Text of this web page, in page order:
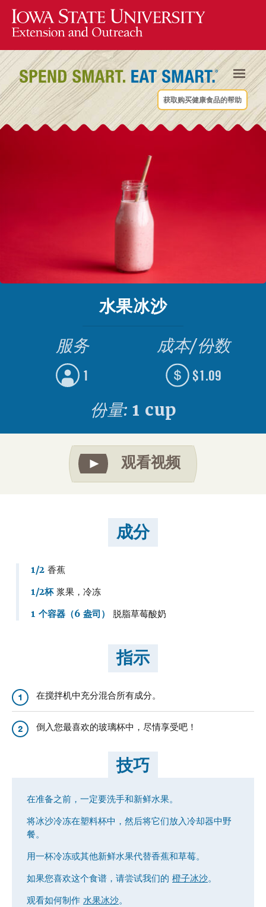
获取购买健康食品的帮助
水果冰沙
服务
1
成本/份数
$1.09
份量: 1 cup
观看视频
成分
1/2 香蕉
1/2杯浆果，冷冻
1 个容器（6 盎司）
脱脂草莓酸奶
指示
1 在搅拌机中充分混合所有成分。
2 倒入您最喜欢的玻璃杯中，尽情享受吧！
技巧
在准备之前，一定要洗手和新鲜水果。
将冰沙冷冻在塑料杯中，然后将它们放入冷却器中野
餐。
用一杯冷冻或其他新鲜水果代替香蕉和草莓。
如果您喜欢这个食谱，请尝试我们的 橙子冰沙。
观看如何制作 水果冰沙。